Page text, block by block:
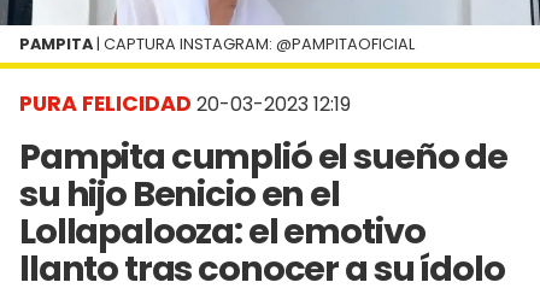
PURA FELICIDAD 20-03-2023 12:19
Pampita cumplió el sueño de
su hijo Benicio en el
Lollapalooza: el emotivo
llanto tras conocer a su ídolo
PAMPITA | CAPTURA INSTAGRAM: @PAMPITAOFICIAL